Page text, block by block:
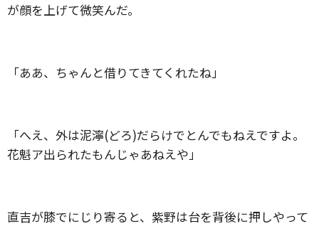
が顔を上げて微笑んだ。
「ああ、ちゃんと借りてきてくれたね」
「へえ、外は泥濘(どろ)だらけでとんでもねえですよ。
花魁ア出られたもんじゃあねえや」
直吉が膝でにじり寄ると、紫野は台を背後に押しやって